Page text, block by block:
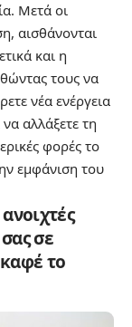
Μετά οι
αισθάνονται
και η
τους να
νέα ενέργεια
αλλάξετε τη
φορές το
εμφάνιση του
σε
καφέ το